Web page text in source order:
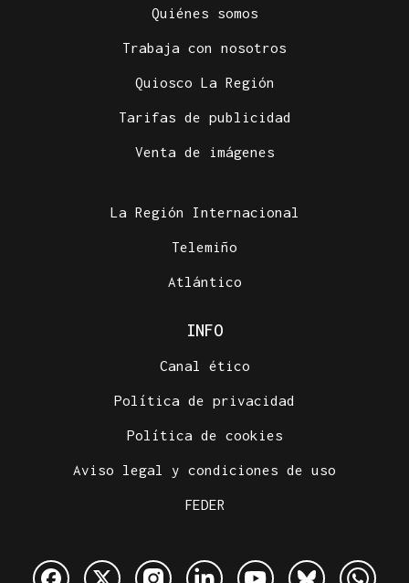
Quiénes somos
Trabaja con nosotros
Quiosco La Región
Tarifas de publicidad
Venta de imágenes
La Región Internacional
Telemiño
Atlántico
INFO
Canal ético
Política de privacidad
Política de cookies
Aviso legal y condiciones de uso
FEDER